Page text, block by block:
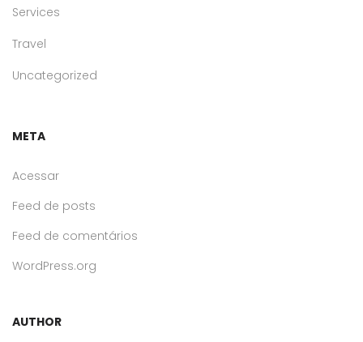
Services
Travel
Uncategorized
META
Acessar
Feed de posts
Feed de comentários
WordPress.org
AUTHOR